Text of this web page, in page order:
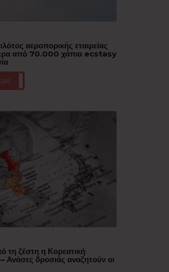
αεροπορικής εταιρείας
από 70.000 χάπια ecstasy
τη ζέστη η Κορεατική
Ανάσες δροσιάς αναζητούν οι